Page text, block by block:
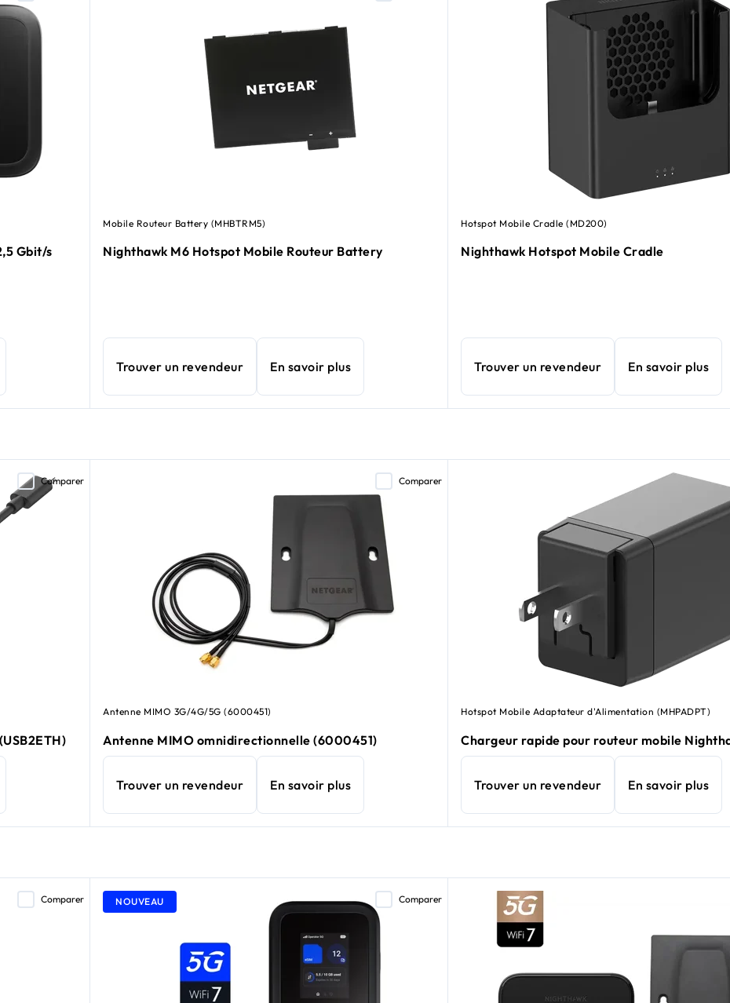
Gbit/s
Mobile Routeur Battery (MHBTRM5)
Nighthawk M6 Hotspot Mobile Routeur Battery
Trouver un revendeur En savoir plus
Hotspot Mobile Cradle (MD200)
Nighthawk Hotspot Mobile Cradle
Trouver un revendeur En savoir plus
Comparer Comparer
Antenne MIMO 3G/4G/5G (6000451)
Antenne MIMO omnidirectionnelle (6000451)
Trouver un revendeur En savoir plus
Hotspot Mobile Adaptateur d'Alimentation (MHPADPT)
Chargeur rapide pour routeur mobile
Trouver un revendeur En savoir plus
Comparer Comparer
NOUVEAU